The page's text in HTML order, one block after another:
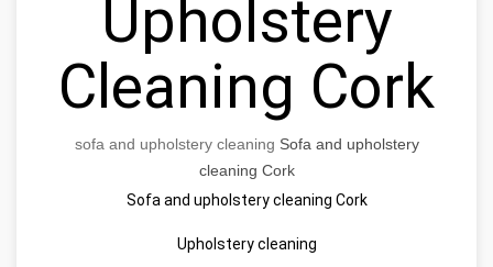
Upholstery
Cleaning Cork
sofa and upholstery cleaning Sofa and upholstery
cleaning Cork
Sofa and upholstery cleaning Cork
Upholstery cleaning